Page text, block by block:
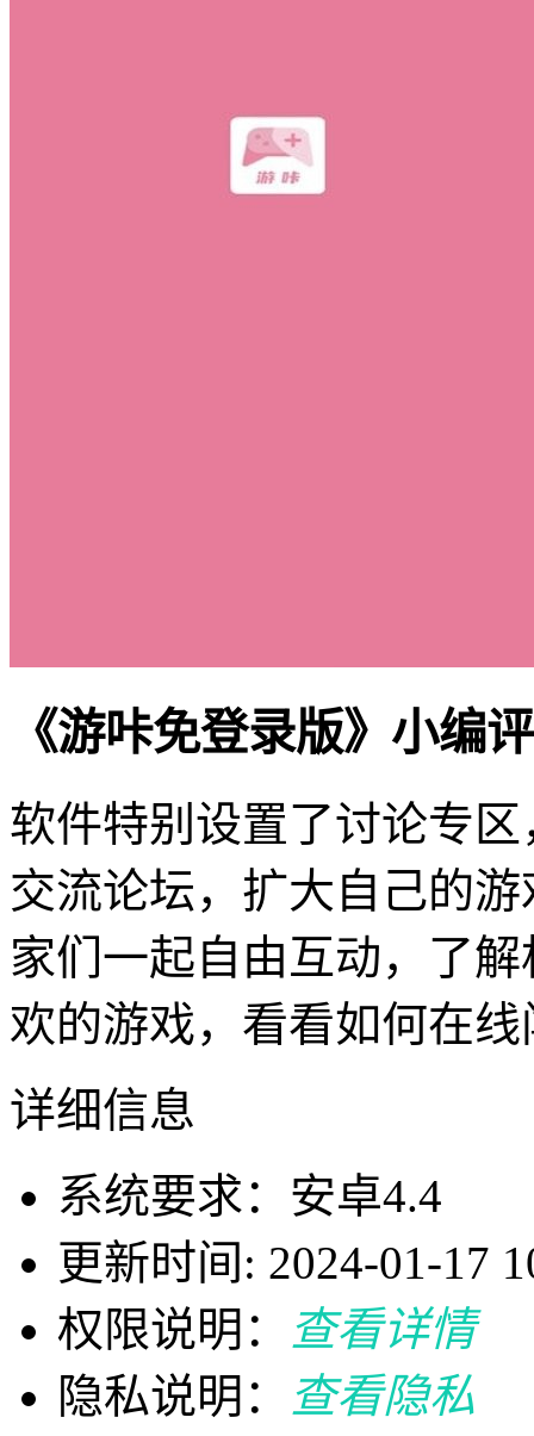
《游咔免登录版》小编
软件特别设置了讨论专
交流论坛，扩大自己的
家们一起自由互动，了
欢的游戏，看看如何在线
详细信息
系统要求：安卓4.4
更新时间: 2024-01-17
权限说明：
查看详情
隐私说明：
查看隐私